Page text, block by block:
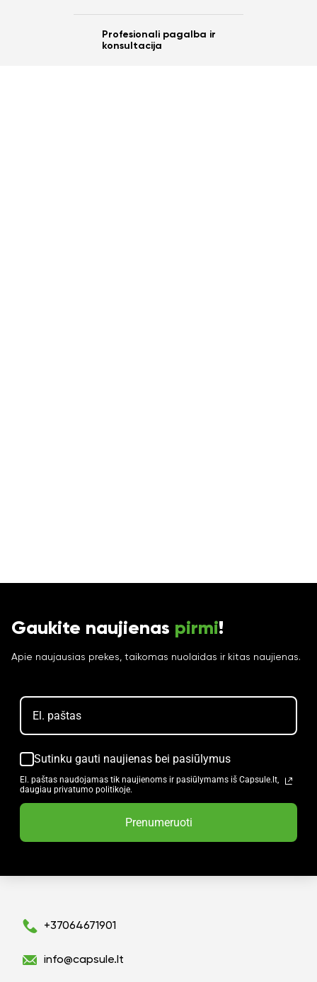
Profesionali pagalba ir
konsultacija
Gaukite naujienas pirmi!
Apie naujausias prekes, taikomas nuolaidas ir kitas naujienas.
Sutinku gauti naujienas bei pasiūlymus
El. paštas naudojamas tik naujienoms ir pasiūlymams iš Capsule.lt,
daugiau privatumo politikoje.
Prenumeruoti
+37064671901
info@capsule.lt